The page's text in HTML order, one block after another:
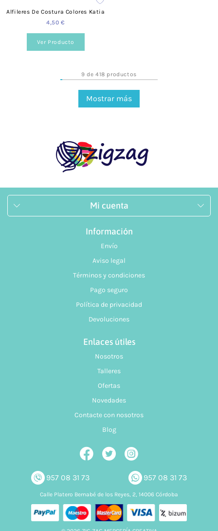
Alfileres De Costura Colores Katia
4,50 €
Ver Producto
9 de 418 productos
Mostrar más
Mi cuenta
Información
Envío
Aviso legal
Términos y condiciones
Pago seguro
Política de privacidad
Devoluciones
Enlaces útiles
Nosotros
Talleres
Ofertas
Novedades
Contacte con nosotros
Blog
957 08 31 73 957 08 31 73
Calle Platero Bernabé de los Reyes, 2, 14006 Córdoba